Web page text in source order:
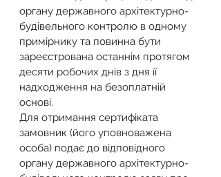
органу державного архітектурно-
будівельного контролю в одному
примірнику та повинна бути
зареєстрована останнім протягом
десяти робочих днів з дня її
надходження на безоплатній
основі.
Для отримання сертифіката
замовник (його уповноважена
особа) подає до відповідного
органу державного архітектурно-